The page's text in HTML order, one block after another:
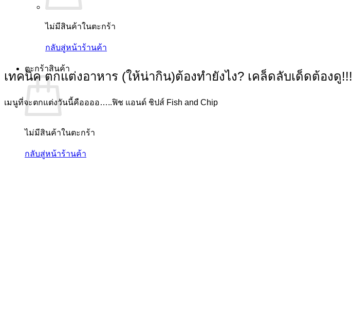
ไม่มีสินค้าในตะกร้า
กลับสู่หน้าร้านค้า
ตะกร้าสินค้า
ไม่มีสินค้าในตะกร้า
กลับสู่หน้าร้านค้า
เทคนิค ตกแต่งอาหาร (ให้น่ากิน)ต้องทำยังไง? เคล็ดลับเด็ดต้องดู!!!
เมนูที่จะตกแต่งวันนี้คืออออ…..ฟิช แอนด์ ชิปส์ Fish and Chip